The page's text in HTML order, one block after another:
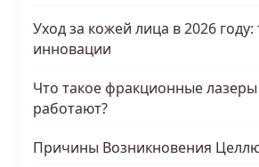
Уход за кожей лица в 2026
инновации
Что такое фракционные лазеры
работают?
Причины Возникновения